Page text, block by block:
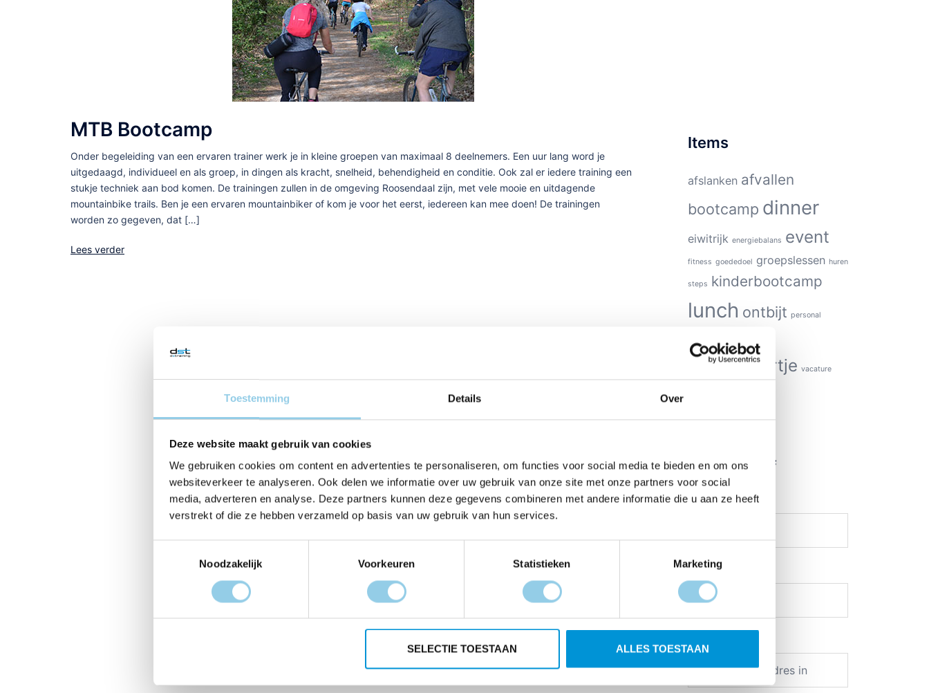
Toestemming Details Over
Deze website maakt gebruik van cookies
We gebruiken cookies om content en advertenties te personaliseren, om functies voor social media te bieden en om ons
websiteverkeer te analyseren. Ook delen we informatie over uw gebruik van onze site met onze partners voor social
media, adverteren en analyse. Deze partners kunnen deze gegevens combineren met andere informatie die u aan ze heeft
verstrekt of die ze hebben verzameld op basis van uw gebruik van hun services.
Noodzakelijk
Voorkeuren Statistieken Marketing
SELECTIE TOESTAAN ALLES TOESTAAN
MTB Bootcamp
Onder begeleiding van een ervaren trainer werk je in kleine groepen van maximaal 8 deelnemers. Een uur lang word je
uitgedaagd, individueel en als groep, in dingen als kracht, snelheid, behendigheid en conditie. Ook zal er iedere training een
stukje techniek aan bod komen. De trainingen zullen in de omgeving Roosendaal zijn, met vele mooie en uitdagende
mountainbike trails. Ben je een ervaren mountainbiker of kom je voor het eerst, iedereen kan mee doen! De trainingen
worden zo gegeven, dat […]
Lees verder
Items
afslanken afvallen
bootcamp dinner
eiwitrijk energiebalans event
fitness goededoel groepslessen huren
steps kinderbootcamp
lunch ontbijt personal
training tips
tussendoortje vacature
Nieuwsbrief
Voor naam
Achter Naam